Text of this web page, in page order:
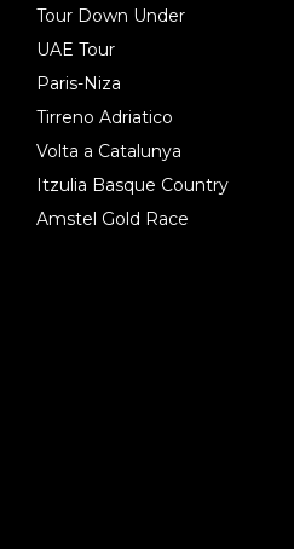
Tour Down Under
UAE Tour
Paris-Niza
Tirreno Adriatico
Volta a Catalunya
Itzulia Basque Country
Amstel Gold Race